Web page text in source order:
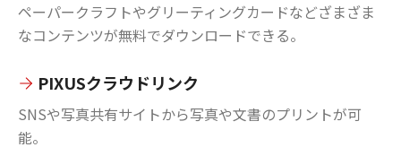
ペーパークラフトやグリーティングカードなどざまざま
なコンテンツが無料でダウンロードできる。
PIXUSクラウドリンク
SNSや写真共有サイトから写真や文書のプリントが可
能。